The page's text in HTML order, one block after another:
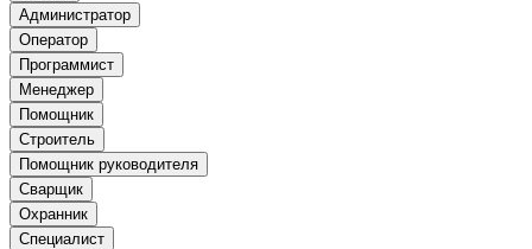
Администратор
Оператор
Программист
Менеджер
Помощник
Строитель
Помощник руководителя
Сварщик
Охранник
Специалист